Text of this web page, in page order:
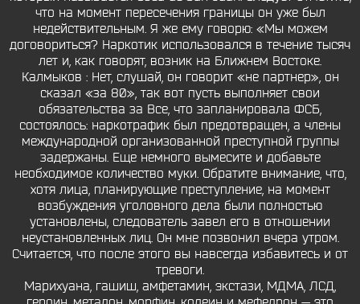
что на момент пересечения границы он уже был
недействительным. Я же ему говорю: «Мы можем
договориться? Наркотик использовался в течение тысяч
лет и, как говорят, возник на Ближнем Востоке.
Калмыков : Нет, слушай, он говорит «не партнер», он
сказал «за 80», так вот пусть выполняет свои
обязательства за Все, что запланировала ФСБ,
состоялось: наркотрафик был предотвращен, а члены
международной организованной преступной группы
задержаны. Еще немного вымесите и добавьте
необходимое количество муки. Обратите внимание, что,
хотя лица, планирующие преступление, на момент
возбуждения уголовного дела были полностью
установлены, следователь завел его в отношении
неустановленных лиц. Он мне позвонил вчера утром.
Считается, что после этого вы навсегда избавитесь и от
тревоги.
Марихуана, гашиш, амфетамин, экстази, МДМА, ЛСД,